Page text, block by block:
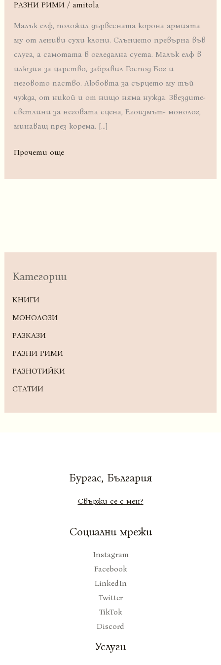
РАЗНИ РИМИ/ amitola
Малък елф, положил дървесната корона армията
му от лениви сухи клони. Слънцето превърна във
слуга, а самотата в огледална суета. Малък елф в
илюзия за царство, забравил Господ Бог и
неговото паство. Любовта за сърцето му тъй
чужда, от никой и от нищо няма нужда. Звездите-
светлини за неговата сцена, Егоизмът- монолог,
минаващ през корема. […]
Прочети още
Категории
КНИГИ
МОНОЛОЗИ
РАЗКАЗИ
РАЗНИ РИМИ
РАЗНОТИЙКИ
СТАТИИ
Бургас, България
Свържи се с мен?
Социални мрежи
Instagram
Facebook
LinkedIn
Twitter
TikTok
Discord
Услуги